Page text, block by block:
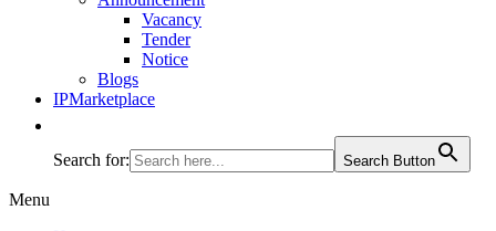
Vacancy
Tender
Notice
Blogs
IPMarketplace
Search for: Search Button
Menu